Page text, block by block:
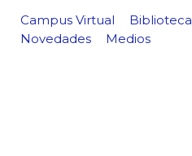
Campus Virtual Biblioteca
Novedades
Medios